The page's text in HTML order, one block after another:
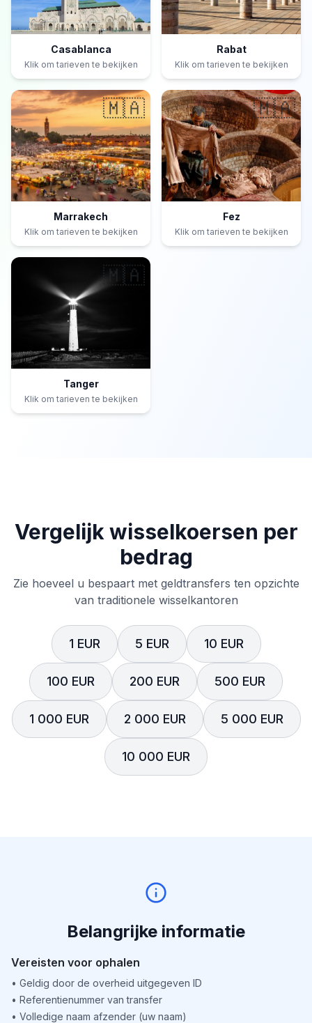
Casablanca
Klik om tarieven te bekijken
Rabat
Klik om tarieven te bekijken
🇲🇦
Marrakech
Klik om tarieven te bekijken
🇲🇦
Fez
Klik om tarieven te bekijken
🇲🇦
Tanger
Klik om tarieven te bekijken
Vergelijk wisselkoersen per
bedrag
Zie hoeveel u bespaart met geldtransfers ten opzichte
van traditionele wisselkantoren
1 EUR 5 EUR 10 EUR
100 EUR 200 EUR 500 EUR
1 000 EUR 2 000 EUR 5 000 EUR
10 000 EUR
Belangrijke informatie
Vereisten voor ophalen
• Geldig door de overheid uitgegeven ID
• Referentienummer van transfer
• Volledige naam afzender (uw naam)